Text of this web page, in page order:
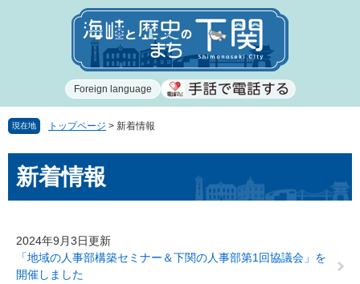
で
ば
Foreign language
現在地 トップページ > 新着情報
文新着情報
2024年9月3日更新
「地域の人事部構築セミナー＆下関の人事部第1回協議会」を
開催しました